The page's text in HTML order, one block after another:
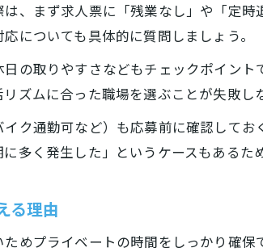
、まず求人票に「残業なし」や「定
についても具体的に質問しましょう。
の取りやすさなどもチェックポイン
ズムに合った職場を選ぶことが失敗し
ク通勤可など）も応募前に確認して
多く発生した」というケースもあるた
る理由
めプライベートの時間をしっかり確